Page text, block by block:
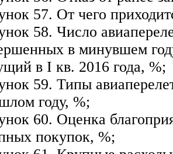
57. От чего
58. Число
в минувшем
в I кв. 2016 года, %;
59. Типы
году, %;
60. Оценка
покупок, %;